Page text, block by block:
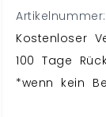
Artikelnummer:
Kostenloser
100 Tage
*wenn kein